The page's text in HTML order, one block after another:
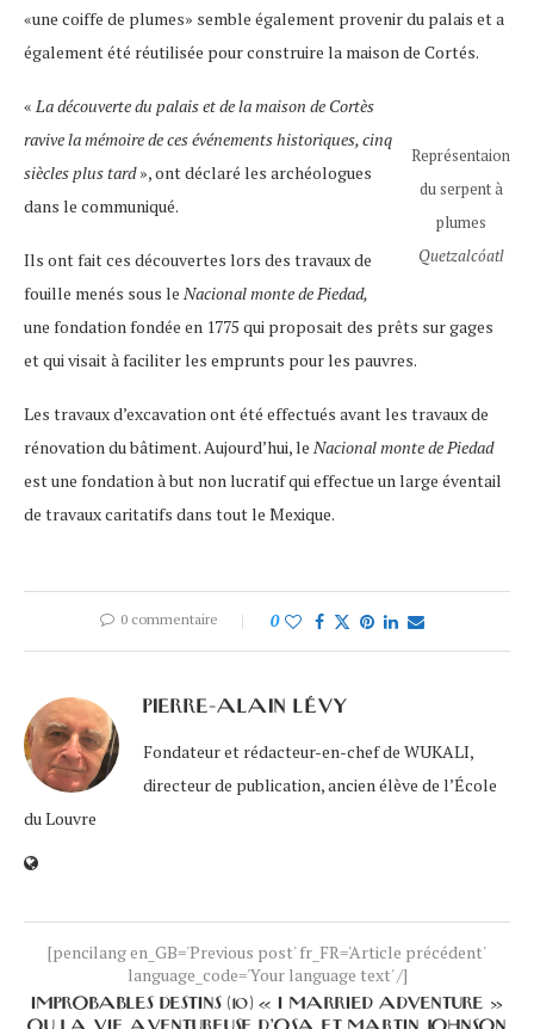
«une coiffe de plumes» semble également provenir du palais et a
également été réutilisée pour construire la maison de Cortés.
Représentaion
du serpent à
plumes
Quetzalcóatl
« La découverte du palais et de la maison de Cortès
ravive la mémoire de ces événements historiques, cinq
siècles plus tard», ont déclaré les archéologues
dans le communiqué.
Ils ont fait ces découvertes lors des travaux de
fouille menés sous le Nacional monte de Piedad,
une fondation fondée en 1775 qui proposait des prêts sur gages
et qui visait à faciliter les emprunts pour les pauvres.
Les travaux d’excavation ont été effectués avant les travaux de
rénovation du bâtiment. Aujourd’hui, le Nacional monte de Piedad
est une fondation à but non lucratif qui effectue un large éventail
de travaux caritatifs dans tout le Mexique.
0 commentaire 0
PIERRE-ALAIN LÉVY
Fondateur et rédacteur-en-chef de WUKALI,
directeur de publication, ancien élève de l’École
du Louvre
[pencilang en_GB='Previous post' fr_FR='Article précédent'
language_code='Your language text' /]
IMPROBABLES DESTINS (10) « I MARRIED ADVENTURE »